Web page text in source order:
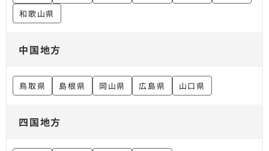
和歌山県
中国地方
鳥取県 島根県 岡山県 広島県 山口県
四国地方